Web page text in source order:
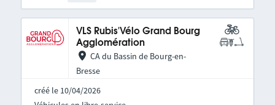
VLS Rubis'Vélo Grand Bourg
Agglomération
CA du Bassin de Bourg-en-
Bresse
créé le 10/04/2026